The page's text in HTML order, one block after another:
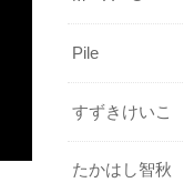
Pile
すずきけいこ
たかはし智秋